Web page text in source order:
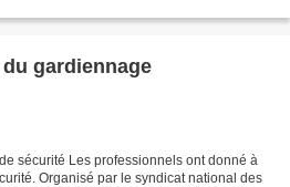
gardiennage
sécurité Les professionnels ont donné à
Organisé par le syndicat national des